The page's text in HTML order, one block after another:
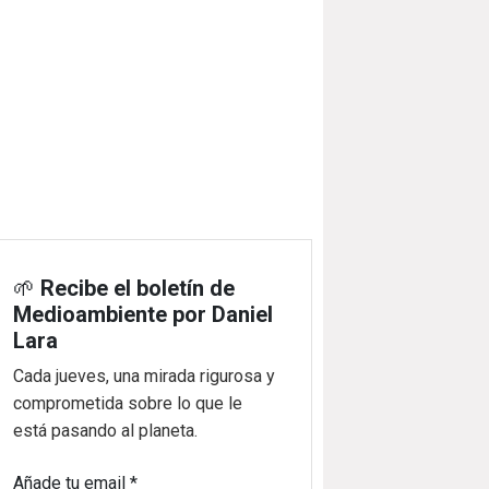
🌱 Recibe el boletín de
Medioambiente por Daniel
Lara
Cada jueves, una mirada rigurosa y
comprometida sobre lo que le
está pasando al planeta.
Añade tu email*